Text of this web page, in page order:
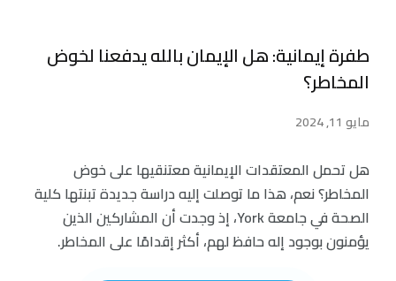
طفرة إيمانية: هل الإيمان بالله يدفعنا لخوض
المخاطر؟
مايو 11, 2024
هل تحمل المعتقدات الإيمانية معتنقيها على خوض
المخاطر؟ نعم، هذا ما توصلت إليه دراسة جديدة تبنتها كلية
الصحة في جامعة York، إذ وجدت أن المشاركين الذين
يؤمنون بوجود إله حافظ لهم، أكثر إقدامًا على المخاطر.